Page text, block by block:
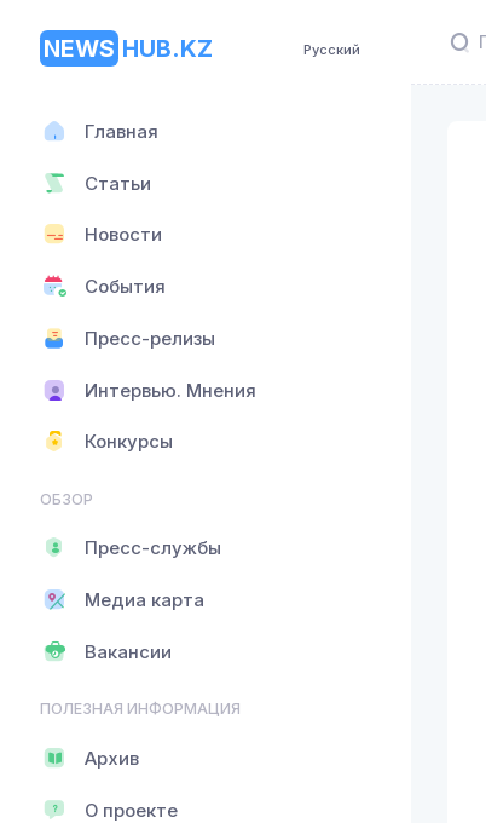
NEWS HUB.KZ Русский
Главная
Статьи
Новости
События
Пресс-релизы
Интервью. Мнения
Конкурсы
ОБЗОР
Пресс-службы
Медиа карта
Вакансии
ПОЛЕЗНАЯ ИНФОРМАЦИЯ
Архив
О проекте